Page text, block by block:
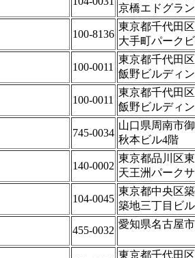
京橋エドグラ
100-8136
東京都千代田
大手町パーク
100-0011
東京都千代田
飯野ビルディ
100-0011
東京都千代田
飯野ビルディ
745-0034
山口県周南市
秋本ビル4階
140-0002
東京都品川区
天王洲パーク
104-0045
東京都中央区
築地三丁目ビ
455-0032
愛知県名古屋
東京都千代田